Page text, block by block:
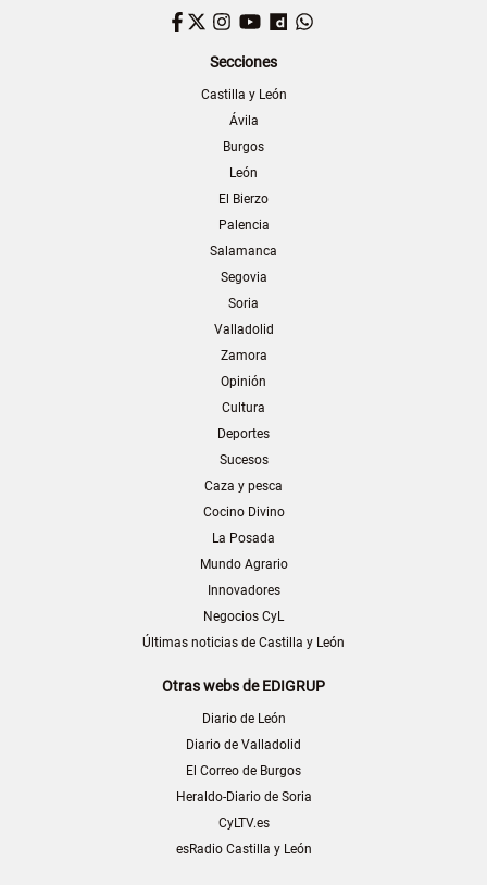
Facebook
TwitterInstagram
YouTubeDailymotion
Secciones
Castilla y León
Ávila
Burgos
León
El Bierzo
Palencia
Salamanca
Segovia
Soria
Valladolid
Zamora
Opinión
Cultura
Deportes
Sucesos
Caza y pesca
Cocino Divino
La Posada
Mundo Agrario
Innovadores
Negocios CyL
Últimas noticias de Castilla y León
Otras webs de EDIGRUP
Diario de León
Diario de Valladolid
El Correo de Burgos
Heraldo-Diario de Soria
CyLTV.es
esRadio Castilla y León